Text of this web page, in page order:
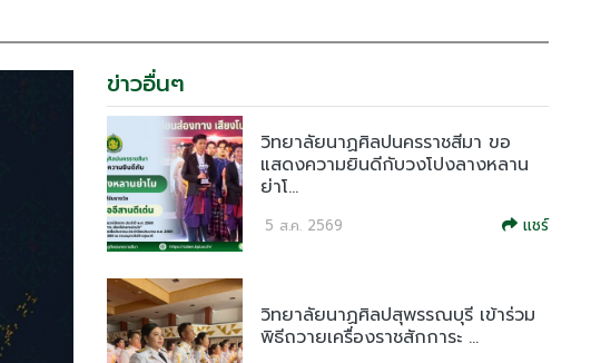
ข่าวอื่นๆ
วิทยาลัยนาฏศิลปนครราชสีมา ขอ
แสดงความยินดีกับวงโปงลางหลาน
ย่าโ...
5 ส.ค. 2569 แชร์
วิทยาลัยนาฏศิลปสุพรรณบุรี เข้าร่วม
พิธีถวายเครื่องราชสักการะ ...